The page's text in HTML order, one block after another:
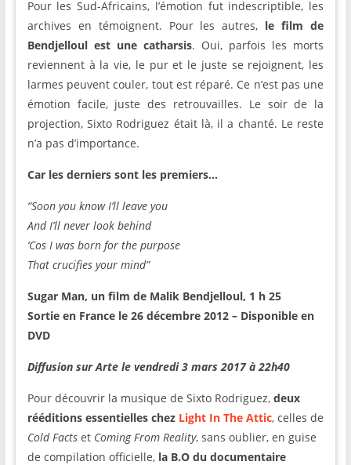
Pour les Sud-Africains, l’émotion fut indescriptible, les
archives en témoignent. Pour les autres, le film de
Bendjelloul est une catharsis. Oui, parfois les morts
reviennent à la vie, le pur et le juste se rejoignent, les
larmes peuvent couler, tout est réparé. Ce n’est pas une
émotion facile, juste des retrouvailles. Le soir de la
projection, Sixto Rodriguez était là, il a chanté. Le reste
n’a pas d’importance.
Car les derniers sont les premiers…
“Soon you know I’ll leave you
And I’ll never look behind
‘Cos I was born for the purpose
That crucifies your mind”
Sugar Man, un film de Malik Bendjelloul, 1 h 25
Sortie en France le 26 décembre 2012 – Disponible en
DVD
Diffusion sur Arte le vendredi 3 mars 2017 à 22h40
Pour découvrir la musique de Sixto Rodriguez, deux
rééditions essentielles chez Light In The Attic, celles de
Cold Factset Coming From Reality, sans oublier, en guise
de compilation officielle, la B.O du documentaire